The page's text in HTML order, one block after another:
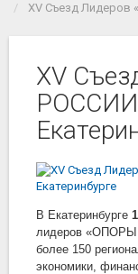
XV Съезд Лидеров
XV
В Екатеринбурге
лидеров «ОПОРЫ
более 150
экономики,